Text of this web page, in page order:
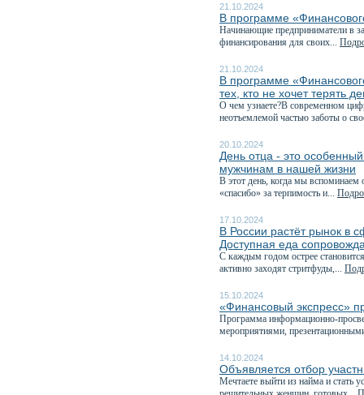
21.10.2024
В программе
Начинающие предприниматели в
финансирования для своих...
21.10.2024
В программе
тех, кто не хочет терять
О чем узнаете?В современном
неотъемлемой частью заботы о
20.10.2024
День отца - это
мужчинам в нашей жизни
В этот день, когда мы вспоминаем
«спасибо» за терпимость и...
17.10.2024
В России растёт рынок в
Доступная еда
С каждым годом острее
активно заходят стритфуды,...
15.10.2024
«Финансовый экспресс»
Программа информационно-
мероприятиями,
14.10.2024
Объявляется отбор
Мечтаете выйти из найма и